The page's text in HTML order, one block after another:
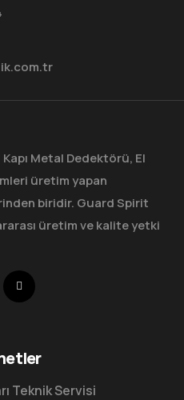
Kapı Metal Dedektörü, El
üretim yapan
biridir. Guard Spirit
üretim ve kalite yetki
Teknik Servisi